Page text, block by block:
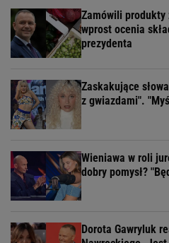
Zamówili produkty
wprost ocenia
prezydenta
Zaskakujące
z gwiazdami".
Wieniawa w roli
dobry pomysł?
Dorota Gawryluk